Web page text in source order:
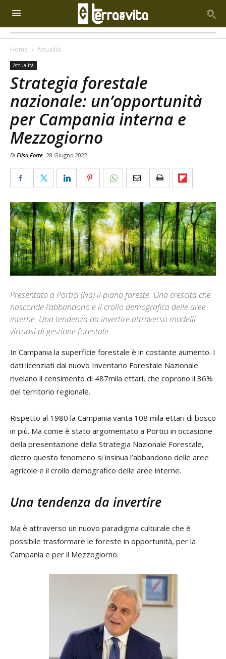
Home Attualità
Attualità
Strategia forestale
nazionale: un’opportunità
per Campania interna e
Mezzogiorno
Di Elisa Forte 28 Giugno 2022
Presentato a Portici (Na) il piano foreste. Una crescita che
nasconde l’abbandono e il crollo demografico delle aree
interne. Una tendenza da invertire attraverso modelli
virtuosi di gestione forestale
In Campania la superficie forestale è in costante aumento. I
dati licenziati dal nuovo Inventario Forestale Nazionale
rivelano il censimento di 487mila ettari, che coprono il 36%
del territorio regionale.
Rispetto al 1980 la Campania vanta 108 mila ettari di bosco
in più. Ma come è stato argomentato a Portici in occasione
della presentazione della Strategia Nazionale Forestale,
dietro questo fenomeno si insinua l’abbandono delle aree
agricole e il crollo demografico delle aree interne.
Una tendenza da invertire
Ma è attraverso un nuovo paradigma culturale che è
possibile trasformare le foreste in opportunità, per la
Campania e per il Mezzogiorno.